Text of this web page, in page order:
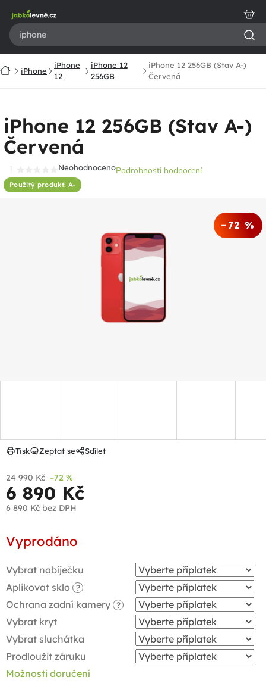
obsah
DomůiPhone
iPhone
12
iPhone 12
256GB
iPhone 12 256GB (Stav A-)
Červená
iPhone 12 256GB (Stav A-)
Červená
Použitý produkt: A-
Průměrné
hodnocení
NeohodnocenoPodrobnosti hodnocení
–72 %
24 990 Kč –72 %
6 890 Kč
6 890 Kč bez DPH
cena:
Vyprodáno
Vybrat nabíječku
Aplikovat sklo
?
Ochrana zadní kamery ?
Vybrat kryt
Vybrat sluchátka
Prodloužit záruku
Možnosti doručení
Tisk Zeptat se Sdílet